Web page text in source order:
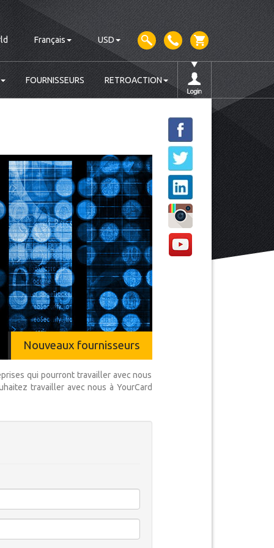
Français USD
FOURNISSEURS RETROACTION
Nouveaux fournisseurs
qui pourront travailler avec nous
travailler avec nous à YourCard